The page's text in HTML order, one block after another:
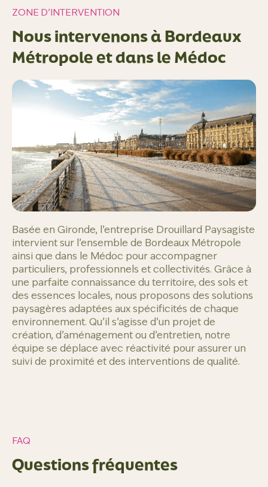
ZONE D’INTERVENTION
Nous intervenons à Bordeaux
Métropole et dans le Médoc
Basée en Gironde, l’entreprise Drouillard Paysagiste
intervient sur l’ensemble de Bordeaux Métropole
ainsi que dans le Médoc pour accompagner
particuliers, professionnels et collectivités. Grâce à
une parfaite connaissance du territoire, des sols et
des essences locales, nous proposons des solutions
paysagères adaptées aux spécificités de chaque
environnement. Qu’il s’agisse d’un projet de
création, d’aménagement ou d’entretien, notre
équipe se déplace avec réactivité pour assurer un
suivi de proximité et des interventions de qualité.
FAQ
Questions fréquentes